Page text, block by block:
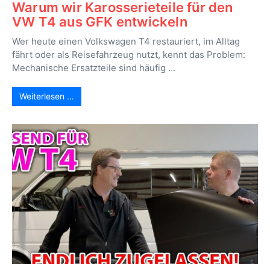
Warum wir Karosserieteile für den
VW T4 aus GFK entwickeln
Wer heute einen Volkswagen T4 restauriert, im Alltag
fährt oder als Reisefahrzeug nutzt, kennt das Problem:
Mechanische Ersatzteile sind häufig ...
Weiterlesen …